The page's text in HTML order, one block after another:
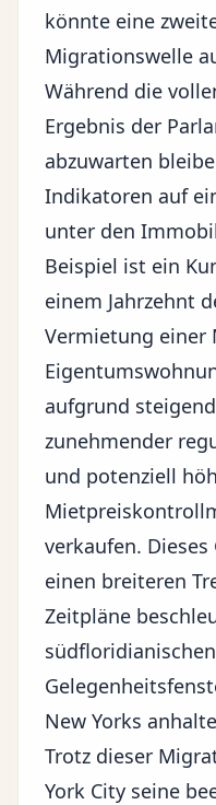
könnte eine
Migrationswelle
Während die
Ergebnis der
abzuwarten
Indikatoren auf
unter den
Beispiel ist ein
einem Jahrzehnt
Vermietung einer
aufgrund
zunehmender
und potenziell
verkaufen.
einen breiteren
Zeitpläne
New Yorks
Trotz dieser
York City seine